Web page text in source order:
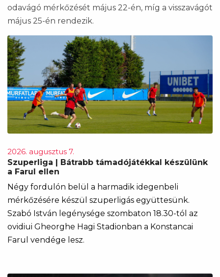
odavágó mérkőzését május 22-én, míg a visszavágót
május 25-én rendezik.
2026. augusztus 7.
Szuperliga | Bátrabb támadójátékkal készülünk
a Farul ellen
Négy fordulón belül a harmadik idegenbeli
mérkőzésére készül szuperligás együttesünk.
Szabó István legénysége szombaton 18.30-tól az
ovidiui Gheorghe Hagi Stadionban a Konstancai
Farul vendége lesz.